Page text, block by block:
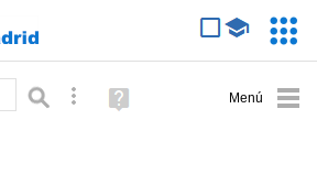
Búsqueda avanzada
Ayuda
(en